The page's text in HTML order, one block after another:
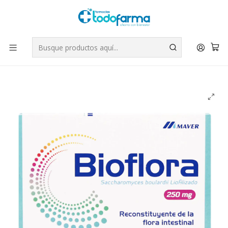
Tus compras tienen envío GRATIS por Rappi - Atención exclusiva
para Chile | WhatsApp +56
Leer más
Inicio Suplementos
Bioflora 250 mg Polvo Solución oral 10 Sobres.